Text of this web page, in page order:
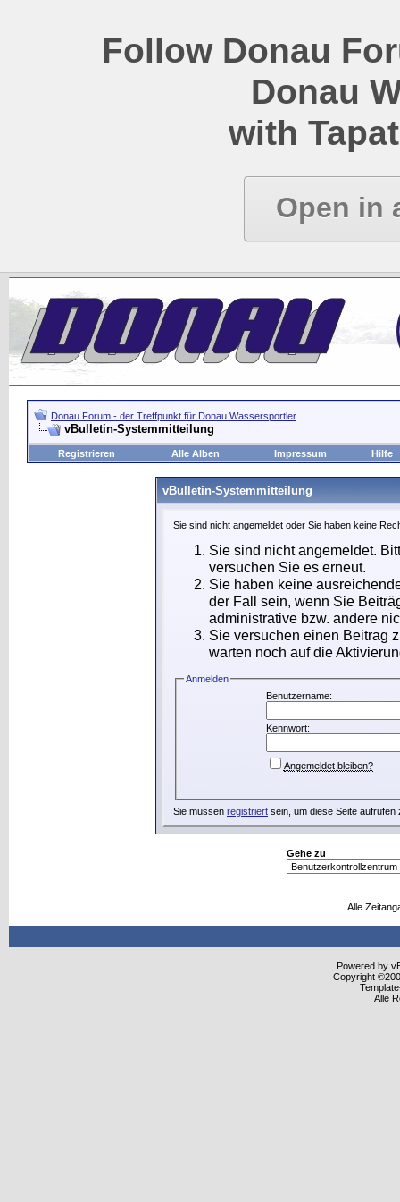
Follow Donau
Donau
with
Open in
Donau Forum - der Treffpunkt für Donau Wassersportler
vBulletin-Systemmitteilung
Registrieren Alle Alben Impressum Hilfe
vBulletin-Systemmitteilung
Sie sind nicht angemeldet oder Sie haben keine
Sie sind nicht angemeldet.
versuchen Sie es erneut.
Sie haben keine
der Fall sein, wenn Sie
administrative bzw. andere
Sie versuchen einen Beitrag
warten noch auf die
Anmelden
Benutzername:
Kennwort:
Angemeldet bleiben?
Sie müssen registriert sein, um diese Seite aufrufen
Gehe zu
Alle
Powered by
Copyright
Alle